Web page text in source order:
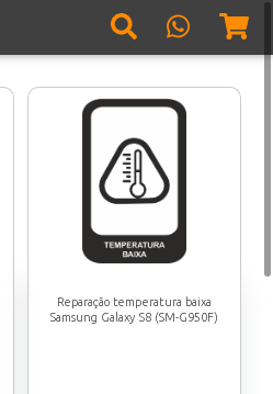
Reparação temperatura baixa
Samsung Galaxy S8 (SM-G950F)